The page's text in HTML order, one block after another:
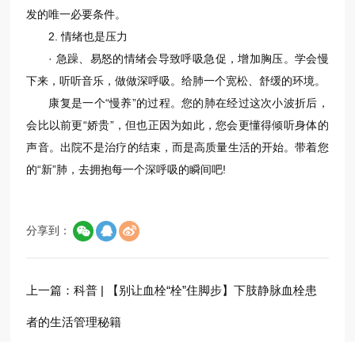
发的唯一必要条件。
2. 情绪也是压力
· 急躁、易怒的情绪会导致呼吸急促，增加胸压。学会慢
下来，听听音乐，做做深呼吸。给肺一个宽松、舒缓的环境。
康复是一个“慢养”的过程。您的肺在经过这次小波折后，
会比以前更“娇贵”，但也正因为如此，您会更懂得倾听身体的
声音。出院不是治疗的结束，而是高质量生活的开始。带着您
的“新”肺，去拥抱每一个深呼吸的瞬间吧!
分享到：
上一篇：科普 | 【别让血栓“栓”住脚步】下肢静脉血栓患
者的生活管理秘籍